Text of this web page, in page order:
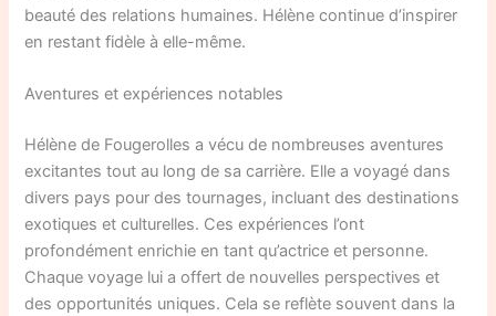
beauté des relations humaines. Hélène continue d’inspirer
en restant fidèle à elle-même.
Aventures et expériences notables
Hélène de Fougerolles a vécu de nombreuses aventures
excitantes tout au long de sa carrière. Elle a voyagé dans
divers pays pour des tournages, incluant des destinations
exotiques et culturelles. Ces expériences l’ont
profondément enrichie en tant qu’actrice et personne.
Chaque voyage lui a offert de nouvelles perspectives et
des opportunités uniques. Cela se reflète souvent dans la